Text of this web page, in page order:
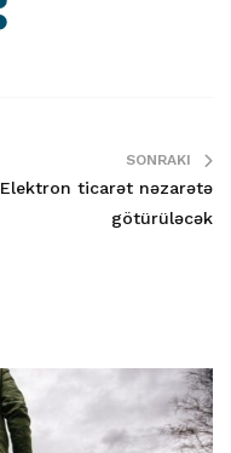
SONRAKI
Elektron ticarət nəzarətə
götürüləcək